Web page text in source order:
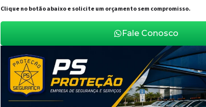
Clique no botão abaixo e solicite um orçamento sem compromisso.
Fale Conosco